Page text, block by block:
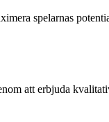
spelarnas
att erbjuda